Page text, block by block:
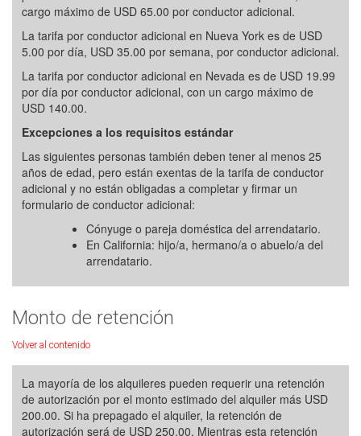
cargo máximo de USD 65.00 por conductor adicional.
La tarifa por conductor adicional en Nueva York es de USD
5.00 por día, USD 35.00 por semana, por conductor adicional.
La tarifa por conductor adicional en Nevada es de USD 19.99
por día por conductor adicional, con un cargo máximo de
USD 140.00.
Excepciones a los requisitos estándar
Las siguientes personas también deben tener al menos 25
años de edad, pero están exentas de la tarifa de conductor
adicional y no están obligadas a completar y firmar un
formulario de conductor adicional:
Cónyuge o pareja doméstica del arrendatario.
En California: hijo/a, hermano/a o abuelo/a del
arrendatario.
Monto de retención
Volver al contenido
La mayoría de los alquileres pueden requerir una retención
de autorización por el monto estimado del alquiler más USD
200.00. Si ha prepagado el alquiler, la retención de
autorización será de USD 250.00. Mientras esta retención